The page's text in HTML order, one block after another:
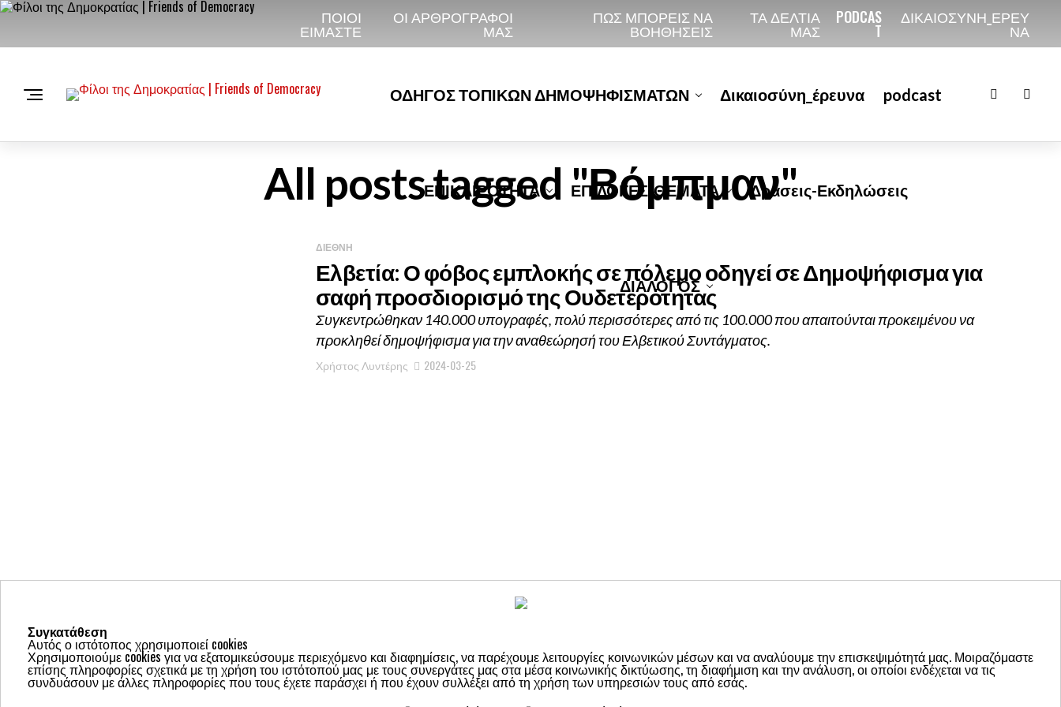
ΠΟΙΟΙ
ΕΙΜΑΣΤΕ
ΟΙ ΑΡΘΡΟΓΡΆΦΟΙ
ΜΑΣ
ΠΩΣ ΜΠΟΡΕΙΣ ΝΑ
ΒΟΗΘΗΣΕΙΣ
ΤΑ ΔΕΛΤΙΑ
ΜΑΣ
PODCAS
T
ΔΙΚΑΙΟΣΎΝΗ_ΈΡΕΥ
ΝΑ
ΟΔΗΓΟΣ ΤΟΠΙΚΩΝ ΔΗΜΟΨΗΦΙΣΜΑΤΩΝ Δικαιοσύνη_έρευνα podcast
ΕΠΙΚΑΙΡΟΤΗΤΑ ΕΠΙΛΟΓΕΣ-ΘΕΜΑΤΑ Δράσεις-Εκδηλώσεις
ΔΙΑΛΟΓΟΣ
All posts tagged "Βόμπμαν"
ΔΙΕΘΝΉ
Ελβετία: Ο φόβος εμπλοκής σε πόλεμο οδηγεί σε Δημοψήφισμα για
σαφή προσδιορισμό της Ουδετερότητας
Συγκεντρώθηκαν 140.000 υπογραφές, πολύ περισσότερες από τις 100.000 που απαιτούνται προκειμένου να
προκληθεί δημοψήφισμα για την αναθεώρησή του Ελβετικού Συντάγματος.
Χρήστος Λυντέρης 2024-03-25
Ποιοι είμαστε ΑΦΙΕΡΩΜΑ: ΗΠΑ, 147 δημοψηφίσματα μαζί με τις προεδρικές εκλογές
ΟΔΗΓΟΣ ΤΟΠΙΚΩΝ ΔΗΜΟΨΗΦΙΣΜΑΤΩΝ
Συγκατάθεση
Αυτός ο ιστότοπος χρησιμοποιεί cookies
Χρησιμοποιούμε cookies για να εξατομικεύσουμε περιεχόμενο και διαφημίσεις, να παρέχουμε λειτουργίες κοινωνικών μέσων και να αναλύουμε την επισκεψιμότητά μας. Μοιραζόμαστε
επίσης πληροφορίες σχετικά με τη χρήση του ιστότοπού μας με τους συνεργάτες μας στα μέσα κοινωνικής δικτύωσης, τη διαφήμιση και την ανάλυση, οι οποίοι ενδέχεται να τις
συνδυάσουν με άλλες πληροφορίες που τους έχετε παράσχει ή που έχουν συλλέξει από τη χρήση των υπηρεσιών τους από εσάς.